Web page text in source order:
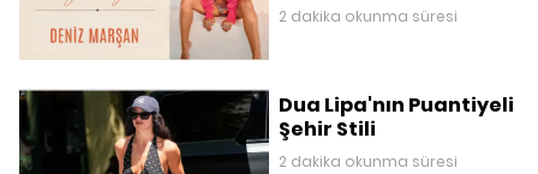
2 dakika okunma süresi
Dua Lipa'nın Puantiyeli
Şehir Stili
2 dakika okunma süresi